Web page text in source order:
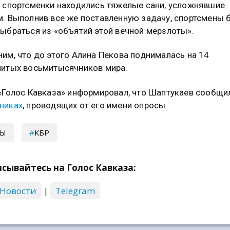
спортсменки находились тяжелые сани, усложнявшие
Выполнив все же поставленную задачу, спортсмены
из «объятий этой вечной мерзлоты».
что до этого Алина Пекова поднималась на 14
восьмитысячников мира.
Кавказа» информировал, что Шаптукаев
, проводящих от его имени опросы.
КБР
на Голос Кавказа:
| Telegram